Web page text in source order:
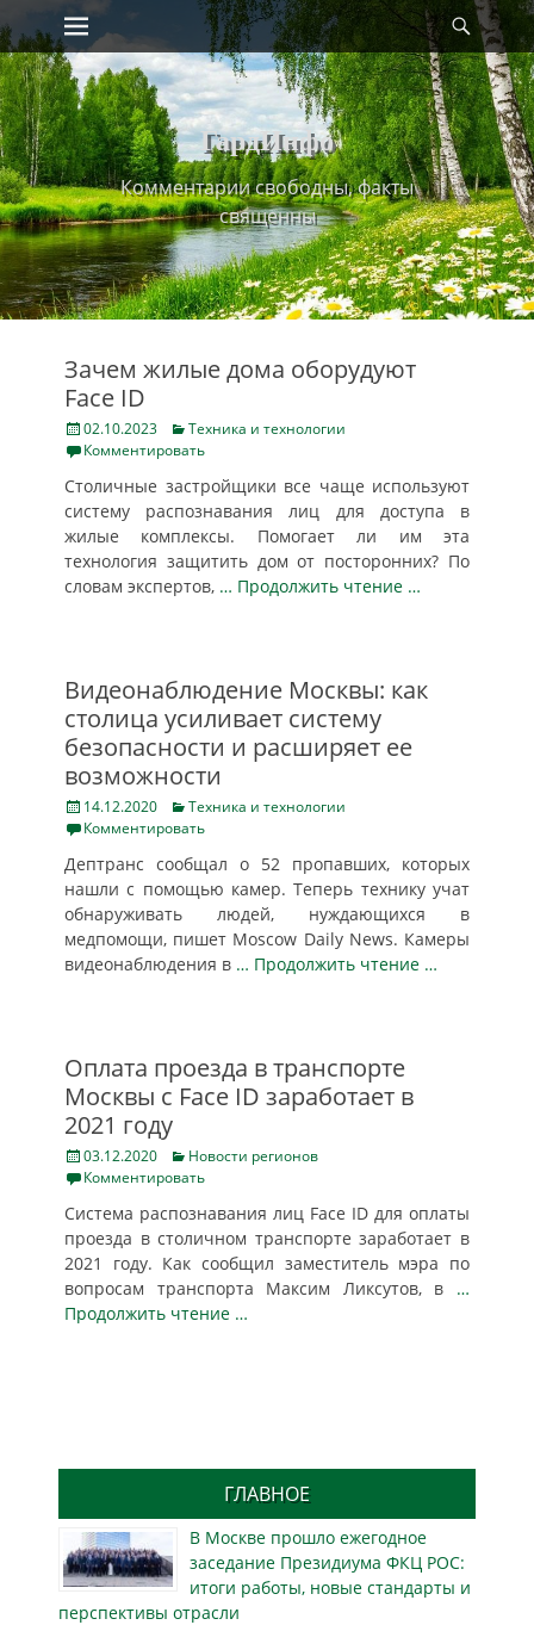
Skip
to
content
Primary Menu
ГардИнфо
Комментарии свободны, факты
священны
Зачем жилые дома оборудуют
Face ID
Posted
on
02.10.2023 Categories
Техника и технологии
Комментировать
Столичные застройщики все чаще используют
систему распознавания лиц для доступа в
жилые комплексы. Помогает ли им эта
технология защитить дом от посторонних? По
словам экспертов, … Продолжить чтение …
Видеонаблюдение Москвы: как
столица усиливает систему
безопасности и расширяет ее
возможности
Posted
on
14.12.2020 Categories
Техника и технологии
Комментировать
Дептранс сообщал о 52 пропавших, которых
нашли с помощью камер. Теперь технику учат
обнаруживать людей, нуждающихся в
медпомощи, пишет Moscow Daily News. Камеры
видеонаблюдения в … Продолжить чтение …
Оплата проезда в транспорте
Москвы с Face ID заработает в
2021 году
Posted
on
03.12.2020 Categories
Новости регионов
Комментировать
Система распознавания лиц Face ID для оплаты
проезда в столичном транспорте заработает в
2021 году. Как сообщил заместитель мэра по
вопросам транспорта Максим Ликсутов, в …
Продолжить чтение …
ГЛАВНОЕ
В Москве прошло ежегодное
заседание Президиума ФКЦ РОС:
итоги работы, новые стандарты и
перспективы отрасли